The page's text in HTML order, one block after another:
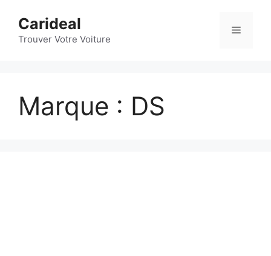
contenu
Carideal
Trouver Votre Voiture
Menu
Marque : DS